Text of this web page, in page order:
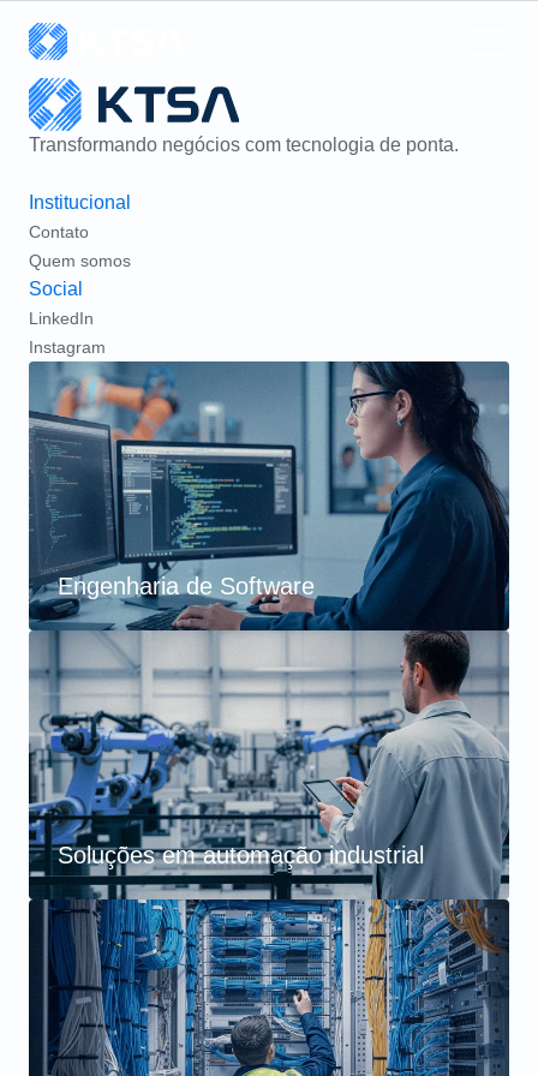
Transformando negócios com tecnologia de ponta.
Institucional
Contato
Quem somos
Social
LinkedIn
Instagram
Engenharia de Software
Soluções em automação industrial